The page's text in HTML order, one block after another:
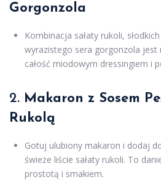
Gorgonzola
Kombinacja sałaty rukoli,
wyrazistego sera gorgonzola jest
całość miodowym dressingiem i
2. Makaron z Sosem
Rukolą
Gotuj ulubiony makaron i dodaj
świeże liście sałaty rukoli. To
prostotą i smakiem.